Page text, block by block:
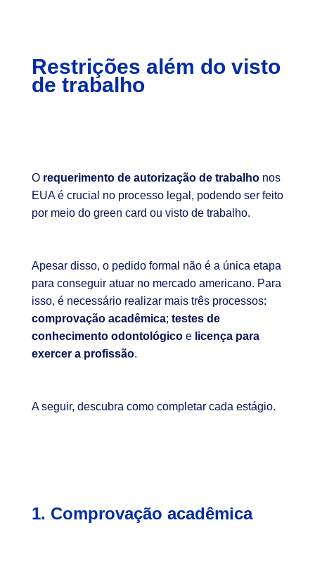
Restrições além do visto
de trabalho
O requerimento de autorização de trabalho nos
EUA é crucial no processo legal, podendo ser feito
por meio do green card ou visto de trabalho.
Apesar disso, o pedido formal não é a única etapa
para conseguir atuar no mercado americano. Para
isso, é necessário realizar mais três processos:
comprovação acadêmica; testes de
conhecimento odontológico e licença para
exercer a profissão.
A seguir, descubra como completar cada estágio.
1. Comprovação acadêmica